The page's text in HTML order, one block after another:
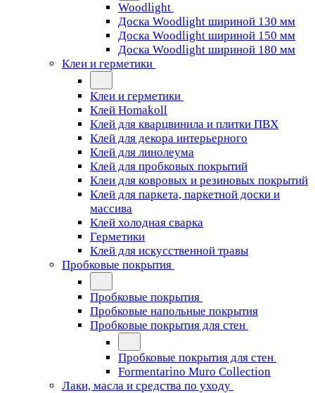
Woodlight
Доска Woodlight шириной 130 мм
Доска Woodlight шириной 150 мм
Доска Woodlight шириной 180 мм
Клеи и герметики
Клеи и герметики
Клей Homakoll
Клей для кварцвинила и плитки ПВХ
Клей для декора интерьерного
Клей для линолеума
Клей для пробковых покрытий
Клеи для ковровых и резиновых покрытий
Клей для паркета, паркетной доски и
массива
Клей холодная сварка
Герметики
Клей для искусственной травы
Пробковые покрытия
Пробковые покрытия
Пробковые напольные покрытия
Пробковые покрытия для стен
Пробковые покрытия для стен
Formentarino Muro Collection
Лаки, масла и средства по уходу